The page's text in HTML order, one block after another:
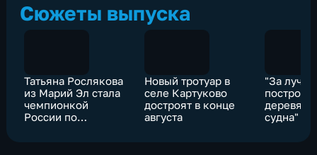
Сюжеты выпуска
Татьяна Рослякова
из Марий Эл стала
чемпионкой
России по
Новый тротуар в
селе Картуково
достроят в конце
августа
"За
судна"